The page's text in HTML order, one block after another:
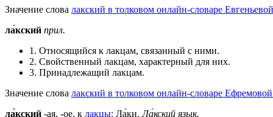
Значение слова лакский в толковом онлайн-словаре
ла́кский прил.
1. Относящийся к лакцам, связанный с ними.
2. Свойственный лакцам, характерный для них.
3. Принадлежащий лакцам.
Значение слова лакский в толковом онлайн-словаре
ла́кский -ая, -ое. к лакцы; Ла́ки.Ла́кский язык.